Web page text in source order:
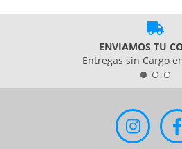
ENVIAMOS TU
Entregas sin Cargo